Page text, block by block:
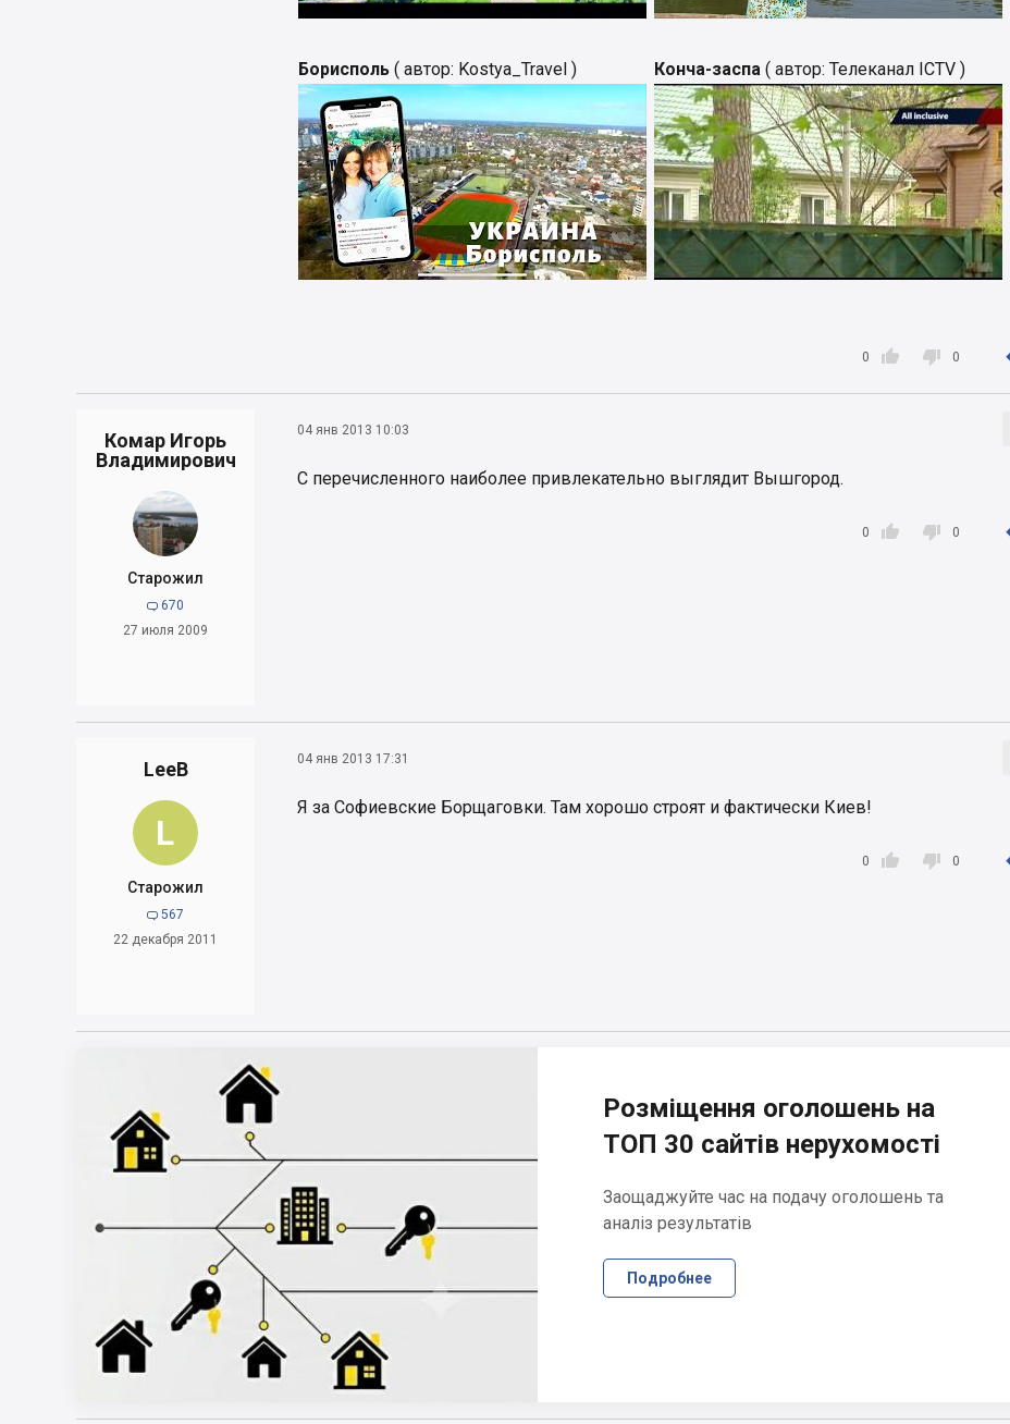
Борисполь ( автор: Kostya_Travel ) Конча-заспа ( автор: Телеканал ICTV )

0  0
Комар Игорь
Владимирович
Старожил
 670
27 июля 2009
04 янв 2013 10:03
С перечисленного наиболее привлекательно выглядит Вышгород.

0  0
LeeB
L
Старожил
 567
22 декабря 2011
04 янв 2013 17:31
Я за Софиевские Борщаговки. Там хорошо строят и фактически Киев!

0  0
Розміщення оголошень на
ТОП 30 сайтів нерухомості
Заощаджуйте час на подачу оголошень та
аналіз результатів
Подробнее